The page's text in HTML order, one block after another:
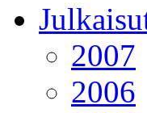
2007
2006